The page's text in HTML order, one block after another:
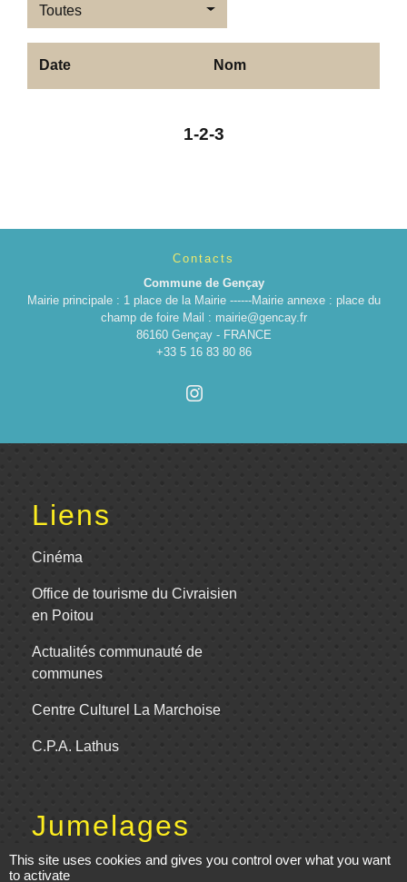
Toutes
Date Nom
1-2-3
Contacts
Commune de Gençay
Mairie principale : 1 place de la Mairie ------Mairie annexe : place du
champ de foire Mail : mairie@gencay.fr
86160 Gençay - FRANCE
+33 5 16 83 80 86
Liens
Cinéma
Office de tourisme du Civraisien
en Poitou
Actualités communauté de
communes
Centre Culturel La Marchoise
C.P.A. Lathus
Jumelages
Comité de jumelage de Gençay et sa
This site uses cookies and gives you control over what you want
to activate